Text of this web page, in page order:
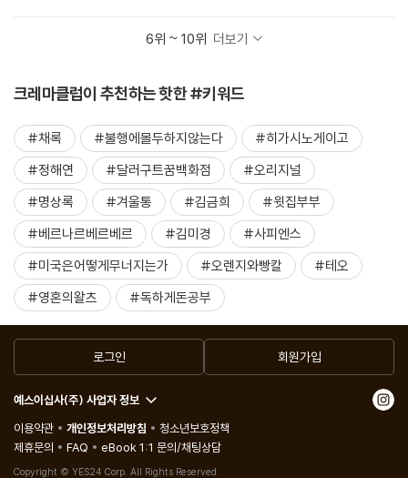
6위 ~ 10위 더보기
크레마클럽이 추천하는 핫한 #키워드
#채록 #불행에몰두하지않는다
#히가시노게이고
#정해연
#달러구트꿈백화점
#오리지널
#명상록
#겨울통 #김금희
#윗집부부
#베르나르베르베르
#김미경
#사피엔스
#미국은어떻게무너지는가
#오렌지와빵칼
#테오
#영혼의왈츠
#독하게돈공부
로그인 회원가입
예스이십사(주) 사업자 정보
이용약관
개인정보처리방침
청소년보호정책
제휴문의
FAQ eBook 1:1 문의/채팅상담
Copyright © YES24 Corp. All Rights Reserved.